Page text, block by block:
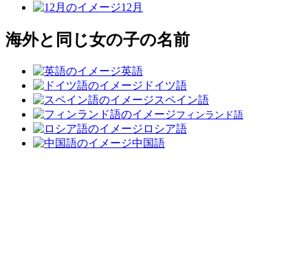
12月
海外と同じ女の子の名前
英語
ドイツ語
スペイン語
フィンランド語
ロシア語
中国語